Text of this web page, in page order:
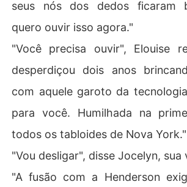
seus nós dos dedos ficaram
quero ouvir isso agora."
"Você precisa ouvir", Elouise
desperdiçou dois anos
com aquele garoto da
para você. Humilhada na
todos os tabloides de Nova York."
"Vou desligar", disse Jocelyn, sua
"A fusão com a Henderson